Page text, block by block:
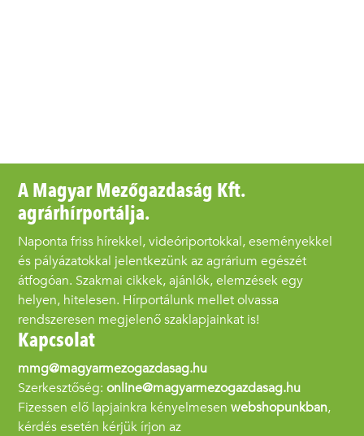
A Magyar Mezőgazdaság Kft.
agrárhírportálja.
Naponta friss hírekkel, videóriportokkal, eseményekkel
és pályázatokkal jelentkezünk az agrárium egészét
átfogóan. Szakmai cikkek, ajánlók, elemzések egy
helyen, hitelesen. Hírportálunk mellet olvassa
rendszeresen megjelenő szaklapjainkat is!
Kapcsolat
mmg@magyarmezogazdasag.hu
Szerkesztőség:online@magyarmezogazdasag.hu
Fizessen elő lapjainkra kényelmesenwebshopunkban,
kérdés esetén kérjük írjon az